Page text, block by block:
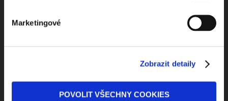
Marketingové
Zobrazit detaily
POVOLIT VŠECHNY COOKIES
Dostávejte od nás pravidelný měsíční souhrn
toho nejpopulárnějšího obsahu.
Beru na vědomízpracování osobních údajů